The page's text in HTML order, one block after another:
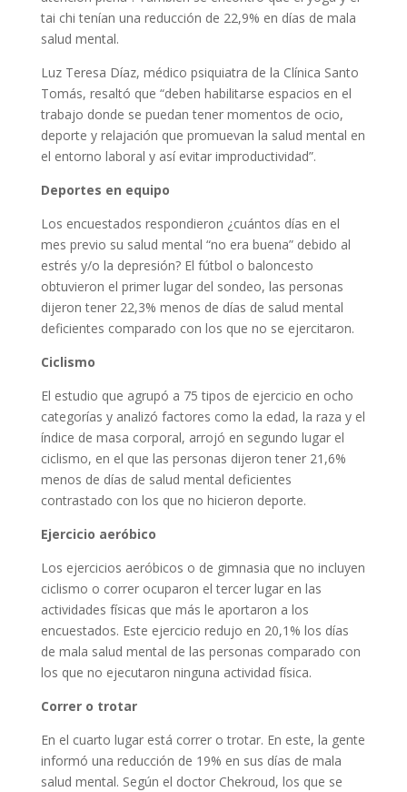
tai chi tenían una reducción de 22,9% en días de mala
salud mental.
Luz Teresa Díaz, médico psiquiatra de la Clínica Santo
Tomás, resaltó que “deben habilitarse espacios en el
trabajo donde se puedan tener momentos de ocio,
deporte y relajación que promuevan la salud mental en
el entorno laboral y así evitar improductividad”.
Deportes en equipo
Los encuestados respondieron ¿cuántos días en el
mes previo su salud mental “no era buena” debido al
estrés y/o la depresión? El fútbol o baloncesto
obtuvieron el primer lugar del sondeo, las personas
dijeron tener 22,3% menos de días de salud mental
deficientes comparado con los que no se ejercitaron.
Ciclismo
El estudio que agrupó a 75 tipos de ejercicio en ocho
categorías y analizó factores como la edad, la raza y el
índice de masa corporal, arrojó en segundo lugar el
ciclismo, en el que las personas dijeron tener 21,6%
menos de días de salud mental deficientes
contrastado con los que no hicieron deporte.
Ejercicio aeróbico
Los ejercicios aeróbicos o de gimnasia que no incluyen
ciclismo o correr ocuparon el tercer lugar en las
actividades físicas que más le aportaron a los
encuestados. Este ejercicio redujo en 20,1% los días
de mala salud mental de las personas comparado con
los que no ejecutaron ninguna actividad física.
Correr o trotar
En el cuarto lugar está correr o trotar. En este, la gente
informó una reducción de 19% en sus días de mala
salud mental. Según el doctor Chekroud, los que se